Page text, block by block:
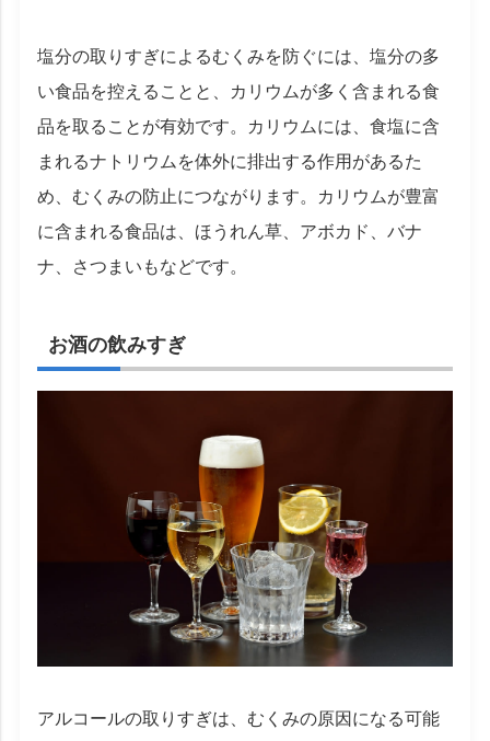
塩分の取りすぎによるむくみを防ぐには、塩分の多
い食品を控えることと、カリウムが多く含まれる食
品を取ることが有効です。カリウムには、食塩に含
まれるナトリウムを体外に排出する作用があるた
め、むくみの防止につながります。カリウムが豊富
に含まれる食品は、ほうれん草、アボカド、バナ
ナ、さつまいもなどです。
お酒の飲みすぎ
アルコールの取りすぎは、むくみの原因になる可能